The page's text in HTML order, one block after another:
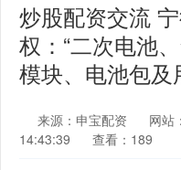
炒股配资交流
权：“二次电池
模块、电池包及
来源：申宝配资 网站
14:43:39
查看：189